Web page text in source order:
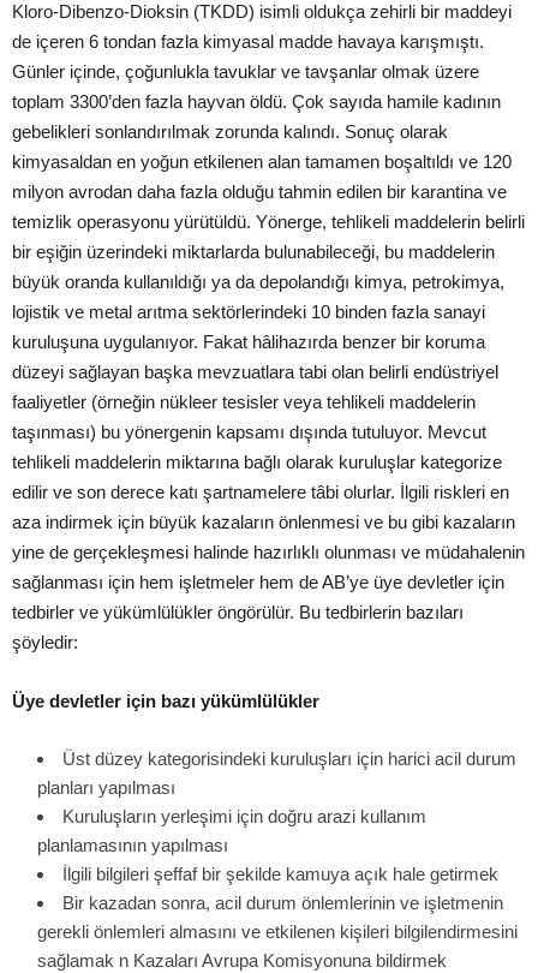
Kloro-Dibenzo-Dioksin (TKDD) isimli oldukça zehirli bir maddeyi
de içeren 6 tondan fazla kimyasal madde havaya karışmıştı.
Günler içinde, çoğunlukla tavuklar ve tavşanlar olmak üzere
toplam 3300’den fazla hayvan öldü. Çok sayıda hamile kadının
gebelikleri sonlandırılmak zorunda kalındı. Sonuç olarak
kimyasaldan en yoğun etkilenen alan tamamen boşaltıldı ve 120
milyon avrodan daha fazla olduğu tahmin edilen bir karantina ve
temizlik operasyonu yürütüldü. Yönerge, tehlikeli maddelerin belirli
bir eşiğin üzerindeki miktarlarda bulunabileceği, bu maddelerin
büyük oranda kullanıldığı ya da depolandığı kimya, petrokimya,
lojistik ve metal arıtma sektörlerindeki 10 binden fazla sanayi
kuruluşuna uygulanıyor. Fakat hâlihazırda benzer bir koruma
düzeyi sağlayan başka mevzuatlara tabi olan belirli endüstriyel
faaliyetler (örneğin nükleer tesisler veya tehlikeli maddelerin
taşınması) bu yönergenin kapsamı dışında tutuluyor. Mevcut
tehlikeli maddelerin miktarına bağlı olarak kuruluşlar kategorize
edilir ve son derece katı şartnamelere tâbi olurlar. İlgili riskleri en
aza indirmek için büyük kazaların önlenmesi ve bu gibi kazaların
yine de gerçekleşmesi halinde hazırlıklı olunması ve müdahalenin
sağlanması için hem işletmeler hem de AB’ye üye devletler için
tedbirler ve yükümlülükler öngörülür. Bu tedbirlerin bazıları
şöyledir:
Üye devletler için bazı yükümlülükler
Üst düzey kategorisindeki kuruluşları için harici acil durum
planları yapılması
Kuruluşların yerleşimi için doğru arazi kullanım
planlamasının yapılması
İlgili bilgileri şeffaf bir şekilde kamuya açık hale getirmek
Bir kazadan sonra, acil durum önlemlerinin ve işletmenin
gerekli önlemleri almasını ve etkilenen kişileri bilgilendirmesini
sağlamak n Kazaları Avrupa Komisyonuna bildirmek